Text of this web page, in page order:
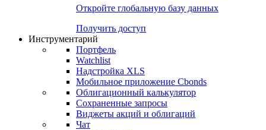
Консенсусы
Попробуйте7-дневный
Откройте глобальную базу данных
Получить доступ
Инструментарий
Портфель
Watchlist
Надстройка XLS
Мобильное приложение Cbonds